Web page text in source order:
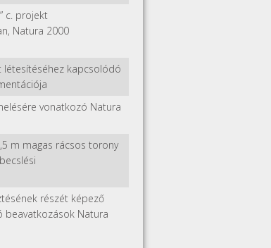
c. projekt
Natura 2000
létesítéséhez kapcsolódó
vonatkozó Natura
m magas rácsos torony
részét képező
beavatkozások Natura